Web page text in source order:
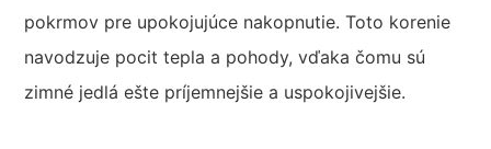
pokrmov pre upokojujúce nakopnutie. Toto korenie
navodzuje pocit tepla a pohody, vďaka čomu sú
zimné jedlá ešte príjemnejšie a uspokojivejšie.